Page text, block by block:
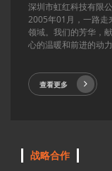
深圳市虹红科技有限
2005年01月，一路走
领域。我们的芳华，
心的温暖和前进的动
查看更多
战略合作